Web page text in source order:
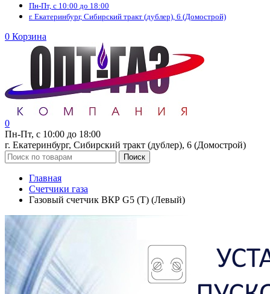
Пн-Пт, с 10:00 до 18:00
г. Екатеринбург, Сибирский тракт (дублер), 6 (Домострой)
0 Корзина
0
Пн-Пт, с 10:00 до 18:00
г. Екатеринбург, Сибирский тракт (дублер), 6 (Домострой)
Поиск
Главная
Счетчики газа
Газовый счетчик ВКР G5 (T) (Левый)